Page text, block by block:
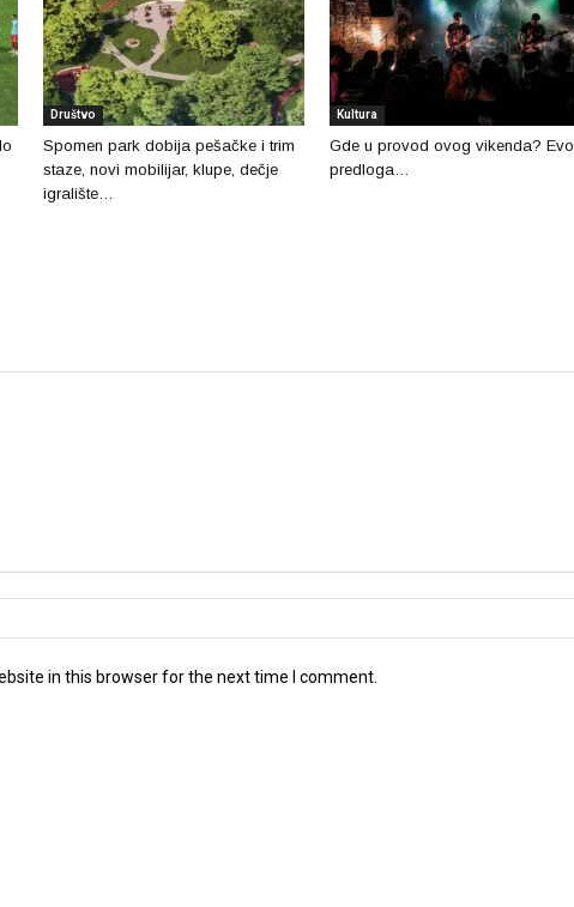
Društvo
Spomen park dobija pešačke i trim
staze, novi mobilijar, klupe, dečje
igralište…
Kultura
Gde u provod ovog vikenda? Evo
predloga…
in this browser for the next time I comment.